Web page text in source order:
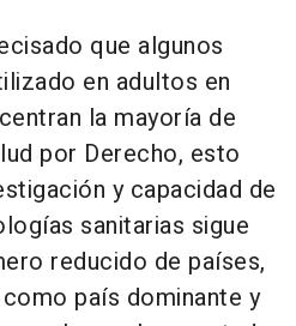
que algunos
en adultos en
la mayoría de
por Derecho, esto
y capacidad de
sanitarias sigue
reducido de países,
país dominante y